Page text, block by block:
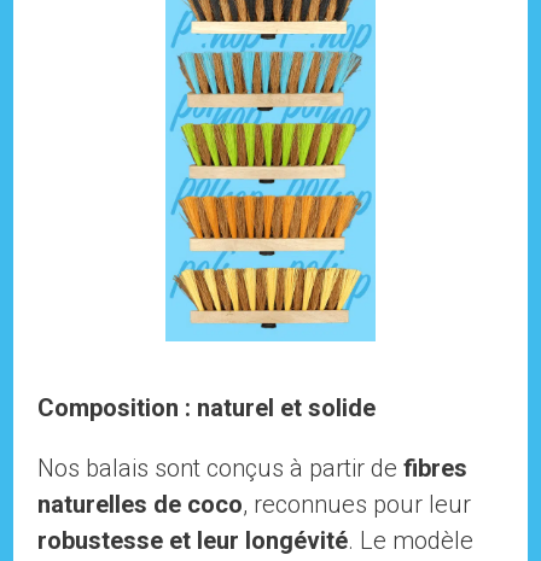
Composition : naturel et solide
Nos balais sont conçus à partir defibres
naturelles de coco, reconnues pour leur
robustesse et leur longévité. Le modèle